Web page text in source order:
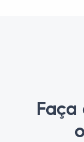
Faça